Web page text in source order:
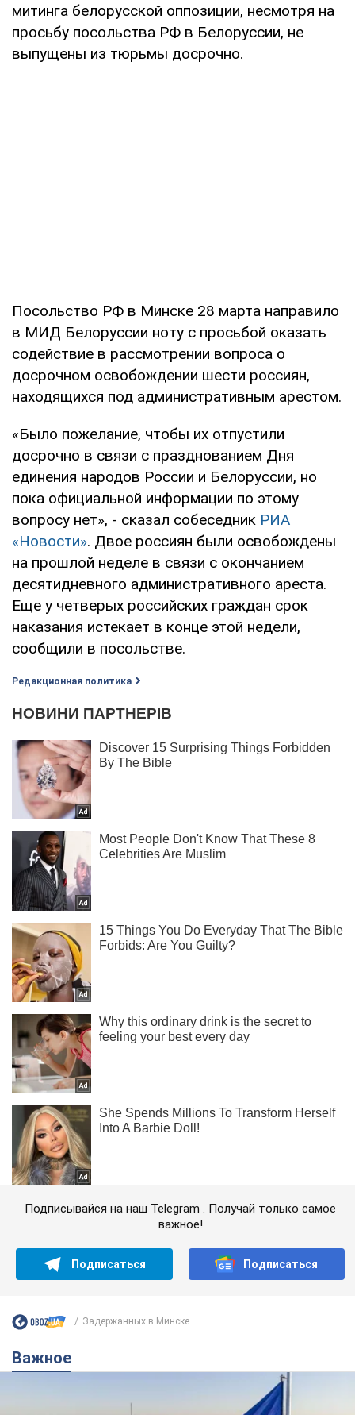
митинга белорусской оппозиции, несмотря на
просьбу посольства РФ в Белоруссии, не
выпущены из тюрьмы досрочно.
Посольство РФ в Минске 28 марта направило
в МИД Белоруссии ноту с просьбой оказать
содействие в рассмотрении вопроса о
досрочном освобождении шести россиян,
находящихся под административным арестом.
«Было пожелание, чтобы их отпустили
досрочно в связи с празднованием Дня
единения народов России и Белоруссии, но
пока официальной информации по этому
вопросу нет», - сказал собеседник РИА
«Новости». Двое россиян были освобождены
на прошлой неделе в связи с окончанием
десятидневного административного ареста.
Еще у четверых российских граждан срок
наказания истекает в конце этой недели,
сообщили в посольстве.
Редакционная политика
Подписывайся на наш Telegram . Получай только самое
важное!
Подписаться Подписаться
Задержанных в Минске...
Важное